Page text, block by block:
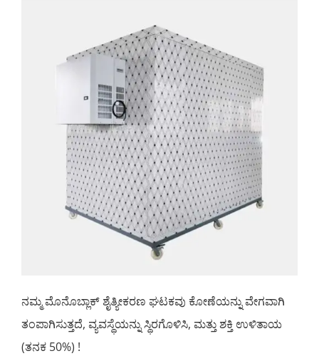
ನಮ್ಮ ಮೊನೊಬ್ಲಾಕ್ ಶೈತ್ಯೀಕರಣ ಘಟಕವು ಕೋಣೆಯನ್ನು ವೇಗವಾಗಿ
ತಂಪಾಗಿಸುತ್ತದೆ, ವ್ಯವಸ್ಥೆಯನ್ನು ಸ್ಥಿರಗೊಳಿಸಿ, ಮತ್ತು ಶಕ್ತಿ ಉಳಿತಾಯ
(ತನಕ 50%) !